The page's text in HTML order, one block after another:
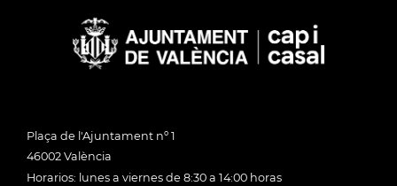
Plaça de l'Ajuntament nº 1
46002 València
Horarios: lunes a viernes de 8:30 a 14:00 horas